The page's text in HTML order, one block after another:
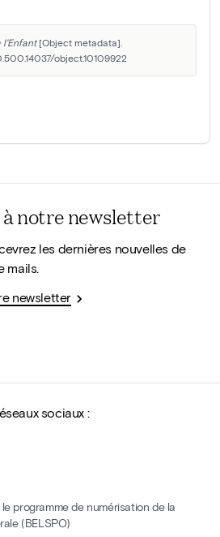
l'Enfant [Object metadata].
object.10109922
notre newsletter
les dernières nouvelles de
mails.
newsletter
sociaux :
programme de numérisation de la
(BELSPO)